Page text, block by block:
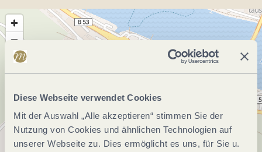
Diese Webseite verwendet Cookies
Mit der Auswahl „Alle akzeptieren“ stimmen Sie der
Nutzung von Cookies und ähnlichen Technologien auf
unserer Webseite zu. Dies ermöglicht es uns, für Sie u.